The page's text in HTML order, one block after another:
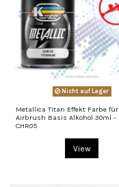
Nicht auf Lager
Metallica Titan Effekt Farbe für
Airbrush Basis Alkohol 30ml -
CHR05
View